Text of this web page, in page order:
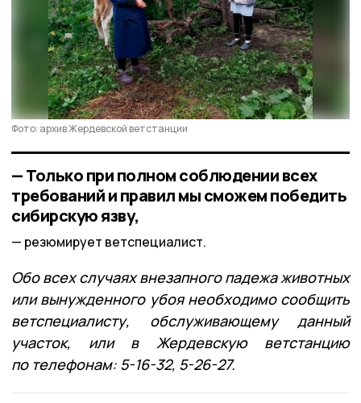
Фото: архив Жердевской ветстанции
— Только при полном соблюдении всех
требований и правил мы сможем победить
сибирскую язву,
резюмирует ветспециалист.
Обо всех случаях внезапного падежа животных
или вынужденного убоя необходимо сообщить
ветспециалисту, обслуживающему данный
участок, или в Жердевскую ветстанцию
по телефонам: 5-16-32, 5-26-27.